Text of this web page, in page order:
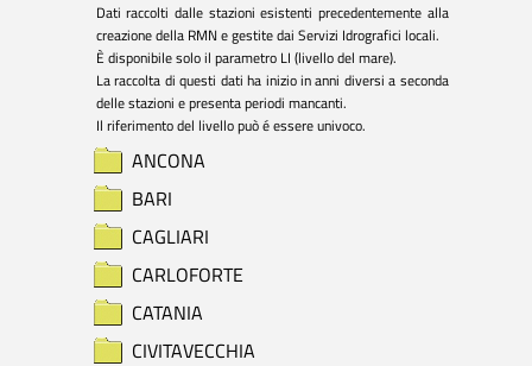
Dati raccolti dalle stazioni esistenti precedentemente alla
creazione della RMN e gestite dai Servizi Idrografici locali.
È disponibile solo il parametro LI (livello del mare).
La raccolta di questi dati ha inizio in anni diversi a seconda
delle stazioni e presenta periodi mancanti.
Il riferimento del livello può é essere univoco.
ANCONA
BARI
CAGLIARI
CARLOFORTE
CATANIA
CIVITAVECCHIA